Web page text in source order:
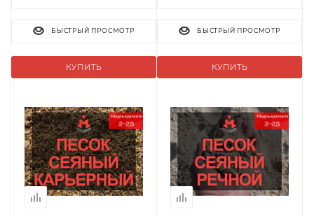
КУПИТЬ
БЫСТРЫЙ ПРОСМОТР
КУПИТЬ
БЫСТРЫЙ ПРОСМОТР